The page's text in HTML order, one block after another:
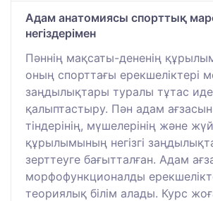
Адам анатомиясы спорттық
негіздерімен
Пәннің мақсаты-дененің
оның спорттағы ерекшеліктері
заңдылықтары туралы тұтас
қалыптастыру. Пән адам
тіндерінің, мүшелерінің және
құрылымының негізгі
зерттеуге бағытталған. Адам
морфофункционалды
теориялық білім алады. Курс